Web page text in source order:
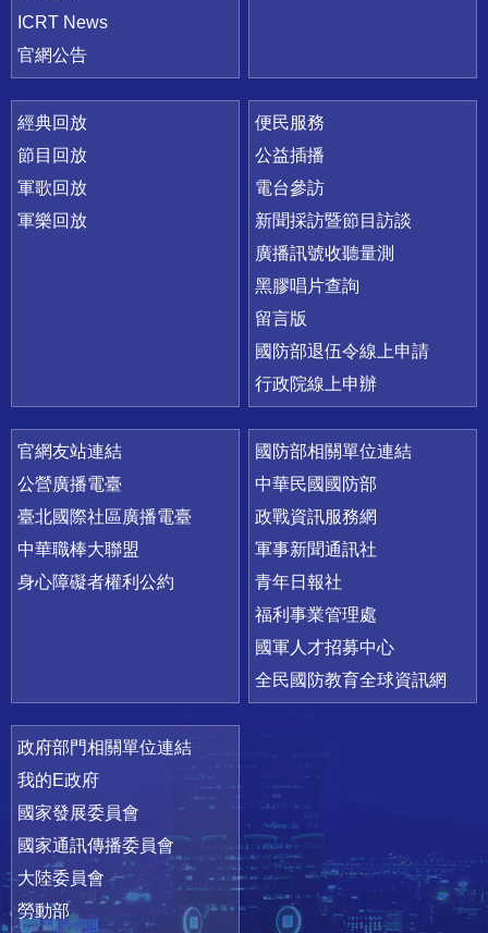
ICRT News
官網公告
經典回放
節目回放
軍歌回放
軍樂回放
便民服務
公益插播
電台參訪
新聞採訪暨節目訪談
廣播訊號收聽量測
黑膠唱片查詢
留言版
國防部退伍令線上申請
行政院線上申辦
官網友站連結
公營廣播電臺
臺北國際社區廣播電臺
中華職棒大聯盟
身心障礙者權利公約
國防部相關單位連結
中華民國國防部
政戰資訊服務網
軍事新聞通訊社
青年日報社
福利事業管理處
國軍人才招募中心
全民國防教育全球資訊網
政府部門相關單位連結
我的E政府
國家發展委員會
國家通訊傳播委員會
大陸委員會
勞動部